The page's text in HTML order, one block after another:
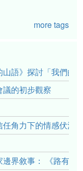
more tags
語》探討「我們的
的初步觀察
角力下的情感伏流
界敘事： 《路有